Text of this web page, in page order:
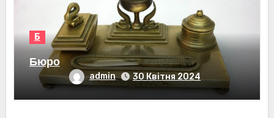
Б
Бюро
admin 30 Квітня 2024